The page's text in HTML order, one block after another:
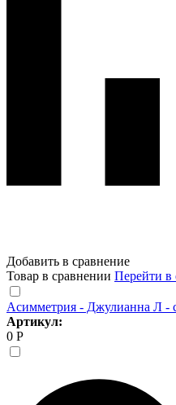
Добавить в сравнение
Товар в сравнении Перейти в
Асимметрия - Джулианна Л -
Артикул:
0 Р